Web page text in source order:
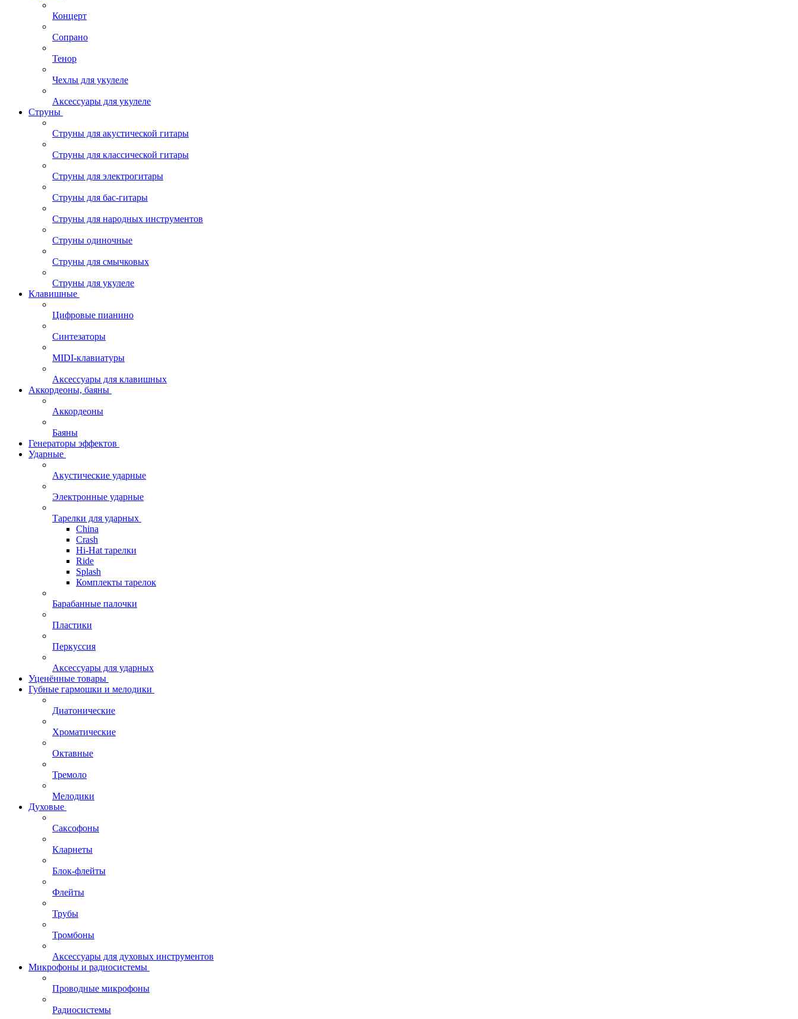
Концерт
Сопрано
Тенор
Чехлы для укулеле
Аксессуары для укулеле
Струны
Струны для акустической гитары
Струны для классической гитары
Струны для электрогитары
Струны для бас-гитары
Струны для народных инструментов
Струны одиночные
Струны для смычковых
Струны для укулеле
Клавишные
Цифровые пианино
Синтезаторы
MIDI-клавиатуры
Аксессуары для клавишных
Аккордеоны, баяны
Аккордеоны
Баяны
Генераторы эффектов
Ударные
Акустические ударные
Электронные ударные
Тарелки для ударных
China
Crash
Hi-Hat тарелки
Ride
Splash
Комплекты тарелок
Барабанные палочки
Пластики
Перкуссия
Аксессуары для ударных
Уценённые товары
Губные гармошки и мелодики
Диатонические
Хроматические
Октавные
Тремоло
Мелодики
Духовые
Саксофоны
Кларнеты
Блок-флейты
Флейты
Трубы
Тромбоны
Аксессуары для духовых инструментов
Микрофоны и радиосистемы
Проводные микрофоны
Радиосистемы